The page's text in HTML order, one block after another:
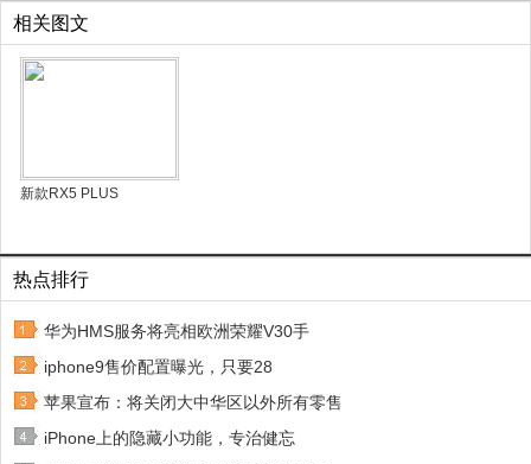
相关图文
新款RX5 PLUS
热点排行
华为HMS服务将亮相欧洲荣耀V30手
iphone9售价配置曝光，只要28
苹果宣布：将关闭大中华区以外所有零售
iPhone上的隐藏小功能，专治健忘